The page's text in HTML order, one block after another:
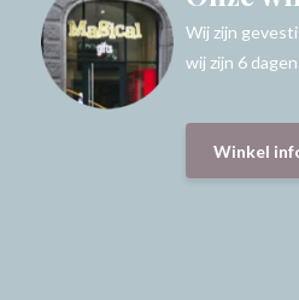
Wij zijn
wij zijn 6
Winkel